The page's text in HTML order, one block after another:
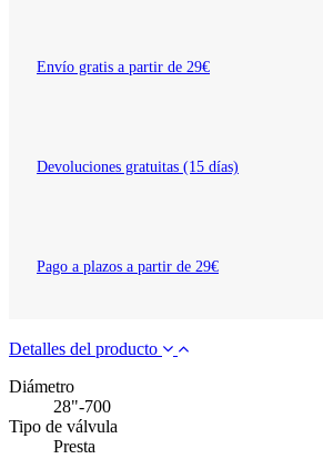
Envío gratis a partir de 29€
Devoluciones gratuitas (15 días)
Pago a plazos a partir de 29€
Detalles del producto
Diámetro
28"-700
Tipo de válvula
Presta